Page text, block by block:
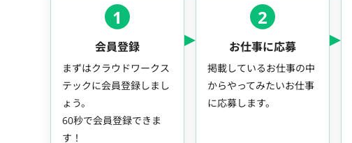
1
会員登録
まずはクラウドワークス
テックに会員登録しまし
ょう。
60秒で会員登録できま
す！
2
お仕事に応募
掲載しているお仕事の中
からやってみたいお仕事
に応募します。